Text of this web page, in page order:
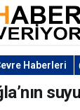
Haberleri